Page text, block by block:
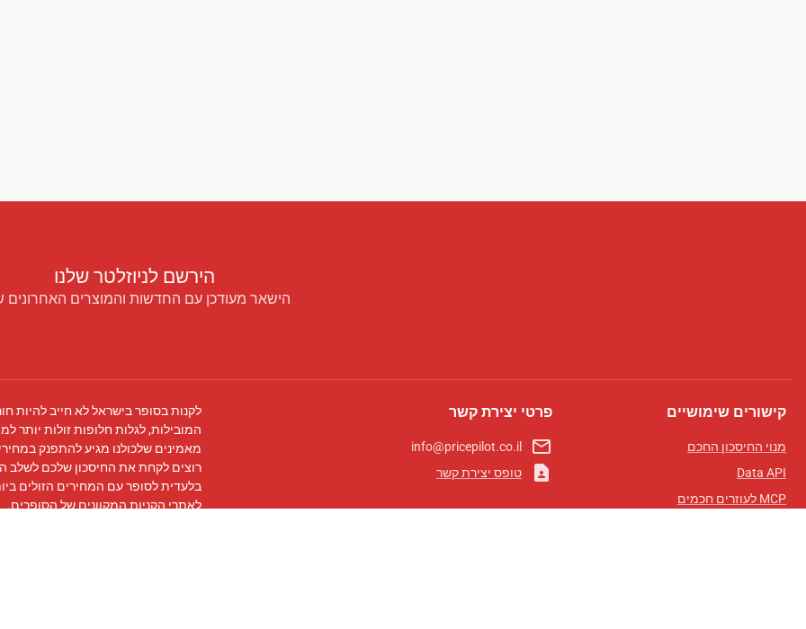
הירשם לניוזלטר שלנו
הישאר מעודכן עם החדשות והמוצרים האחרונים
קישורים שימושיים
מנוי החיסכון החכם
Data API
MCP לעוזרים חכמים
פרטי יצירת קשר
mail_outline
info@pricepilot.co.il
contact_page טופס יצירת קשר
לקנות בסופר בישראל לא חייב להיות
המובילות, לגלות חלופות זולות יותר
מאמינים שלכולנו מגיע להתפנק
רוצים לקחת את החיסכון שלכם לשלב
בלעדית לסופר עם המחירים הזולים
לאתרי הקניות המקוונים של הסופרים.